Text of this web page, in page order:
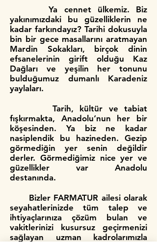
Ya cennet ülkemiz. Biz
yakınımızdaki bu güzelliklerin ne
kadar farkındayız? Tarihi dokusuyla
bin bir gece masallarını aratmayan
Mardin Sokakları, birçok dinin
efsanelerinin girift olduğu Kaz
Dağları ve yeşilin her tonunu
bulduğumuz dumanlı Karadeniz
yaylaları.
Tarih, kültür ve tabiat
fışkırmakta, Anadolu‘nun her bir
köşesinden. Ya biz ne kadar
nasiplendik bu hazineden. Gezip
görmediğin yer senin değildir
derler. Görmediğimiz nice yer ve
güzellikler var Anadolu
destanında.
Bizler FARMATUR ailesi olarak
seyahatlerinizde tüm talep ve
ihtiyaçlarınıza çözüm bulan ve
vakitlerinizi kusursuz geçirmenizi
sağlayan uzman kadrolarımızla